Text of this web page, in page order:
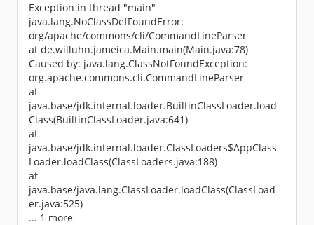
Exception in thread "main"
java.lang.NoClassDefFoundError:
org/apache/commons/cli/CommandLineParser
at de.willuhn.jameica.Main.main(Main.java:78)
Caused by: java.lang.ClassNotFoundException:
org.apache.commons.cli.CommandLineParser
at
java.base/jdk.internal.loader.BuiltinClassLoader.load
Class(BuiltinClassLoader.java:641)
at
java.base/jdk.internal.loader.ClassLoaders$AppClass
Loader.loadClass(ClassLoaders.java:188)
at
java.base/java.lang.ClassLoader.loadClass(ClassLoad
er.java:525)
... 1 more